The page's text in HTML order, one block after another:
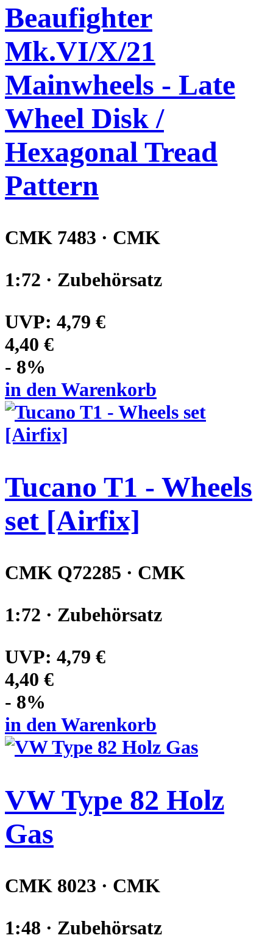
Beaufighter
Mk.VI/X/21
Mainwheels - Late
Wheel Disk /
Hexagonal Tread
Pattern
CMK 7483 · CMK
1:72 · Zubehörsatz
UVP: 4,79 €
4,40 €
- 8%
in den Warenkorb
Tucano T1 - Wheels
set [Airfix]
CMK Q72285 · CMK
1:72 · Zubehörsatz
UVP: 4,79 €
4,40 €
- 8%
in den Warenkorb
VW Type 82 Holz
Gas
CMK 8023 · CMK
1:48 · Zubehörsatz